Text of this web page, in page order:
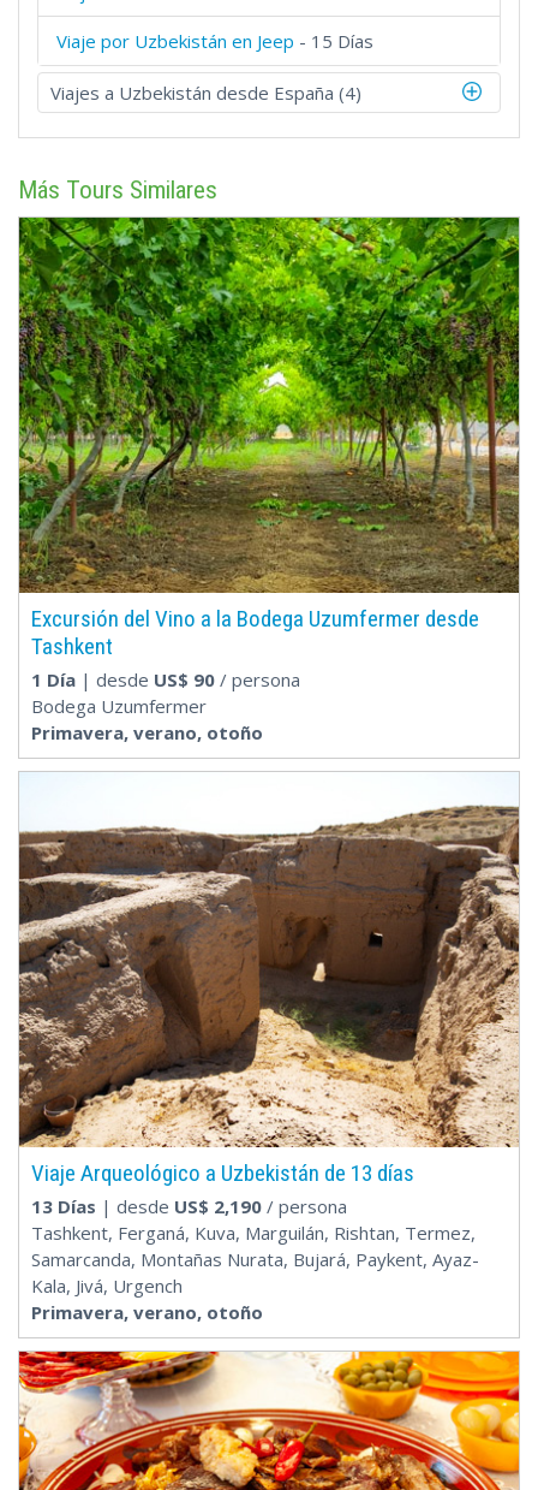
Viaje por Uzbekistán en Jeep - 15 Días
Viajes a Uzbekistán desde España (4)
Más Tours Similares
Excursión del Vino a la Bodega Uzumfermer desde
Tashkent
1 Día | desde US$ 90 / persona
Bodega Uzumfermer
Primavera, verano, otoño
Viaje Arqueológico a Uzbekistán de 13 días
13 Días | desde US$ 2,190 / persona
Tashkent, Ferganá, Kuva, Marguilán, Rishtan, Termez,
Samarcanda, Montañas Nurata, Bujará, Paykent, Ayaz-
Kala, Jivá, Urgench
Primavera, verano, otoño